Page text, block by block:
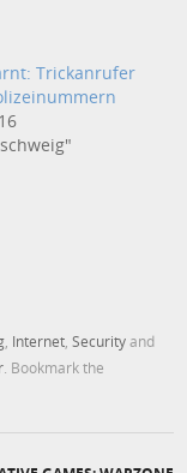
Trickanrufer
Internet ,Securityand
. Bookmark the